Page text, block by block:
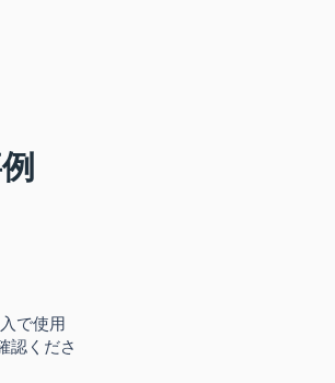
で使用
認くださ